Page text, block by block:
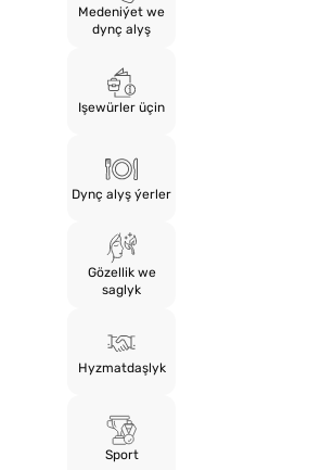
Medeniýet we
dynç alyş
Işewürler üçin
Dynç alyş ýerler
Gözellik we
saglyk
Hyzmatdaşlyk
Sport